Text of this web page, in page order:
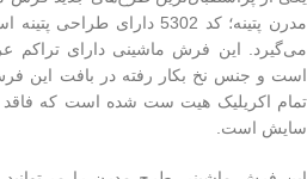
مدرن پتینه؛ کد 5302 دارای طراحی پتینه است و در دسته
تمام اکریلیک هیت ست شده است که فاقد
سایش است.